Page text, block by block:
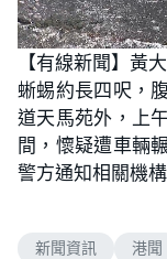
U
n
m
u
t
e
【有線新聞】黃
蜥蜴約長四呎，
道天馬苑外，上
間，懷疑遭車輛
警方通知相關機
新聞資訊 港聞